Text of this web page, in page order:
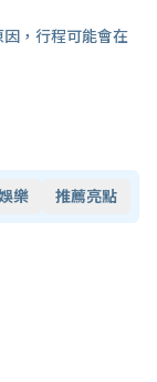
，行程可能會在
樂 推薦亮點